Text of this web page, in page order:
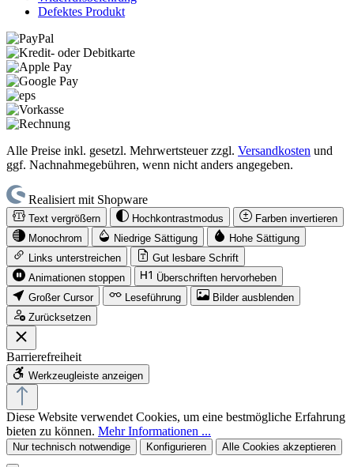
Defektes Produkt
Alle Preise inkl. gesetzl. Mehrwertsteuer zzgl. Versandkosten und
ggf. Nachnahmegebühren, wenn nicht anders angegeben.
Realisiert mit Shopware
Text vergrößern Hochkontrastmodus
Farben invertieren
Monochrom
Niedrige Sättigung
Hohe Sättigung
Links unterstreichen
Gut lesbare Schrift
Animationen stoppen
Überschriften hervorheben
Großer Cursor
Leseführung
Bilder ausblenden
Zurücksetzen
Barrierefreiheit
Werkzeugleiste anzeigen
Diese Website verwendet Cookies, um eine bestmögliche Erfahrung
bieten zu können. Mehr Informationen ...
Nur technisch notwendige Konfigurieren Alle Cookies akzeptieren